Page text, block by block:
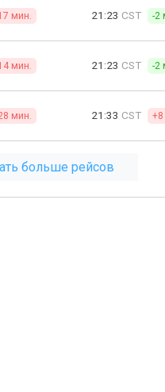
мин. 21:23 CST -2
мин. 21:23 CST -2
мин. 21:33 CST
больше рейсов